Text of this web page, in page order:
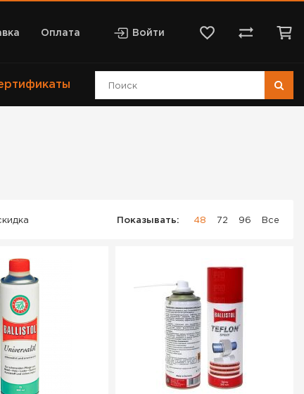
Оплата Войти
Показывать: 48 72 96 Все